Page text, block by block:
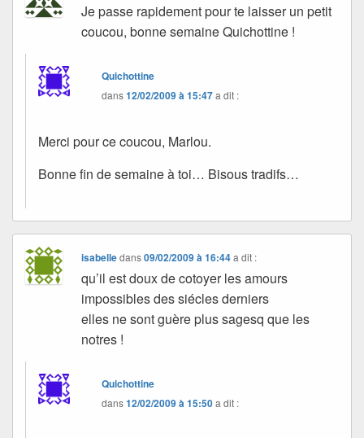
Je passe rapidement pour te laisser un petit
coucou, bonne semaine Quichottine !
Quichottine
dans12/02/2009 à 15:47a dit :
Merci pour ce coucou, Marlou.
Bonne fin de semaine à toi… Bisous tradifs…
isabelledans09/02/2009 à 16:44 a dit :
qu’il est doux de cotoyer les amours
impossibles des siécles derniers
elles ne sont guère plus sagesq que les
notres !
Quichottine
dans12/02/2009 à 15:50a dit :